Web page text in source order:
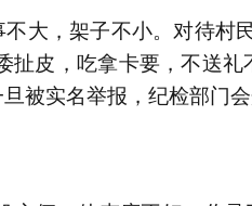
，架子不小。对待村
扯皮，吃拿卡要，不送
被实名举报，纪检部门